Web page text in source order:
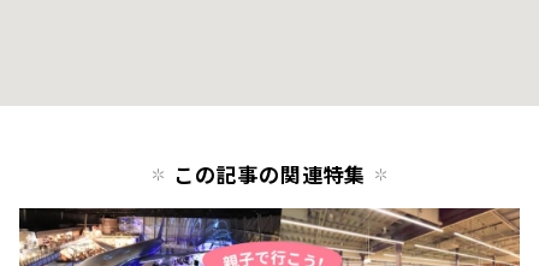
この記事の関連特集